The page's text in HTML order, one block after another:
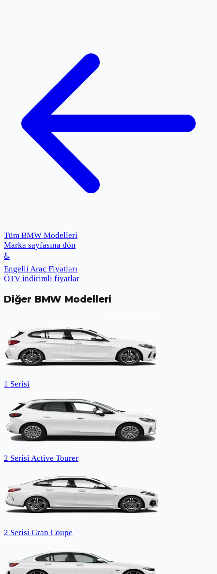
Tüm BMW Modelleri
Marka sayfasına dön
♿
Engelli Araç Fiyatları
ÖTV indirimli fiyatlar
Diğer BMW Modelleri
1 Serisi
2 Serisi Active Tourer
2 Serisi Gran Coupe